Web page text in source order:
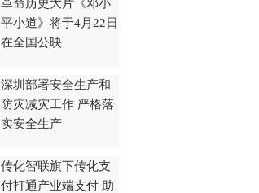
革命历史大片《邓小
平小道》将于4月22日
在全国公映
深圳部署安全生产和
防灾减灾工作 严格落
实安全生产
传化智联旗下传化支
付打通产业端支付 助